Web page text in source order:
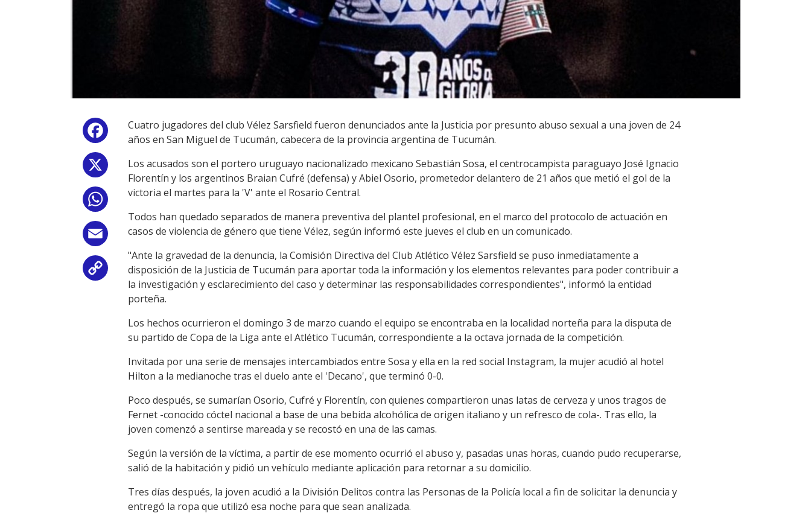
Facebook
Email
Copy
Link
Cuatro jugadores del club Vélez Sarsfield fueron denunciados ante la Justicia por presunto abuso sexual a una joven de 24
años en San Miguel de Tucumán, cabecera de la provincia argentina de Tucumán.
Los acusados son el portero uruguayo nacionalizado mexicano Sebastián Sosa, el centrocampista paraguayo José Ignacio
Florentín y los argentinos Braian Cufré (defensa) y Abiel Osorio, prometedor delantero de 21 años que metió el gol de la
victoria el martes para la 'V' ante el Rosario Central.
Todos han quedado separados de manera preventiva del plantel profesional, en el marco del protocolo de actuación en
casos de violencia de género que tiene Vélez, según informó este jueves el club en un comunicado.
"Ante la gravedad de la denuncia, la Comisión Directiva del Club Atlético Vélez Sarsfield se puso inmediatamente a
disposición de la Justicia de Tucumán para aportar toda la información y los elementos relevantes para poder contribuir a
la investigación y esclarecimiento del caso y determinar las responsabilidades correspondientes", informó la entidad
porteña.
Los hechos ocurrieron el domingo 3 de marzo cuando el equipo se encontraba en la localidad norteña para la disputa de
su partido de Copa de la Liga ante el Atlético Tucumán, correspondiente a la octava jornada de la competición.
Invitada por una serie de mensajes intercambiados entre Sosa y ella en la red social Instagram, la mujer acudió al hotel
Hilton a la medianoche tras el duelo ante el 'Decano', que terminó 0-0.
Poco después, se sumarían Osorio, Cufré y Florentín, con quienes compartieron unas latas de cerveza y unos tragos de
Fernet -conocido cóctel nacional a base de una bebida alcohólica de origen italiano y un refresco de cola-. Tras ello, la
joven comenzó a sentirse mareada y se recostó en una de las camas.
Según la versión de la víctima, a partir de ese momento ocurrió el abuso y, pasadas unas horas, cuando pudo recuperarse,
salió de la habitación y pidió un vehículo mediante aplicación para retornar a su domicilio.
Tres días después, la joven acudió a la División Delitos contra las Personas de la Policía local a fin de solicitar la denuncia y
entregó la ropa que utilizó esa noche para que sean analizada.